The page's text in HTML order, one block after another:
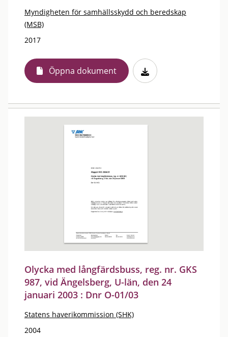
Myndigheten för samhällsskydd och beredskap
(MSB)
2017
Öppna dokument
Olycka med långfärdsbuss, reg. nr. GKS
987, vid Ängelsberg, U-län, den 24
januari 2003 : Dnr O-01/03
Statens haverikommission (SHK)
2004